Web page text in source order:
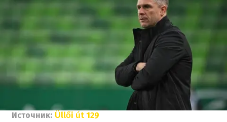
Источник: Üllői út 129